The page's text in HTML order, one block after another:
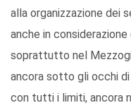
alla organizzazione dei
anche in
soprattutto nel
ancora sotto gli occhi
con tutti i limiti, ancora